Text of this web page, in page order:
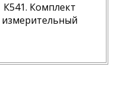
К541. Комплект
измерительный